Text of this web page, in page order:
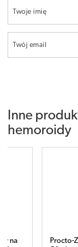
Twoje imię
Twój email
Inne
hemoroidy